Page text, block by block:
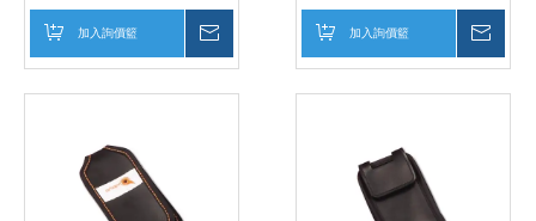
加入詢價籃 加入詢價籃